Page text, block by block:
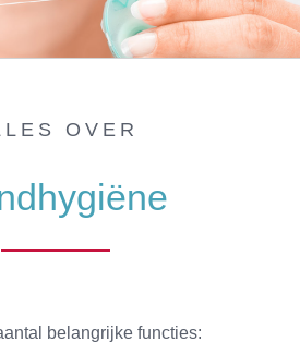
OVER
belangrijke functies: